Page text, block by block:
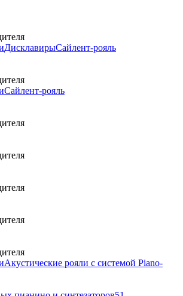
ДисклавирыСайлент-рояль
Сайлент-рояль
Акустические рояли с системой Piano-